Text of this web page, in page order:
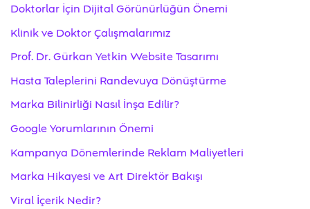
Doktorlar İçin Dijital Görünürlüğün Önemi
Klinik ve Doktor Çalışmalarımız
Prof. Dr. Gürkan Yetkin Website Tasarımı
Hasta Taleplerini Randevuya Dönüştürme
Marka Bilinirliği Nasıl İnşa Edilir?
Google Yorumlarının Önemi
Kampanya Dönemlerinde Reklam Maliyetleri
Marka Hikayesi ve Art Direktör Bakışı
Viral İçerik Nedir?